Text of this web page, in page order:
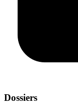
Dossiers